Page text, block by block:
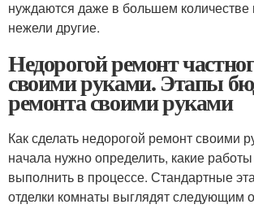
нуждаются даже в большем количестве
нежели другие.
Недорогой ремонт
своими руками. Этапы
ремонта своими руками
Как сделать недорогой ремонт своими
начала нужно определить, какие
выполнить в процессе. Стандартные
отделки комнаты выглядят следующим